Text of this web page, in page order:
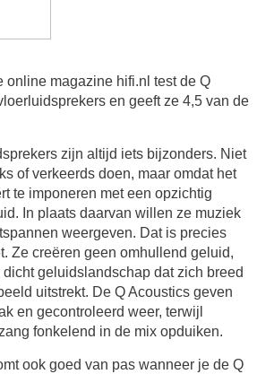
online magazine hifi.nl test de Q
en geeft ze 4,5 van de
zijn altijd iets bijzonders. Niet
of verkeerds doen, maar omdat het
te imponeren met een opzichtig
In plaats daarvan willen ze muziek
weergeven. Dat is precies
Ze creëren geen omhullend geluid,
dicht geluidslandschap dat zich breed
uitstrekt. De Q Acoustics geven
en gecontroleerd weer, terwijl
fonkelend in de mix opduiken.
ook goed van pas wanneer je de Q